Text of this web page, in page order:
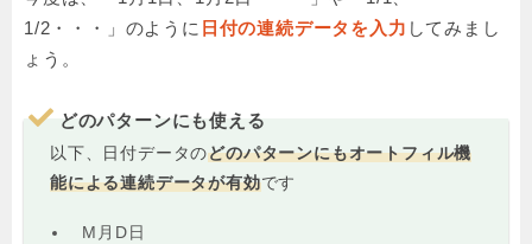
1/2・・・」のように 日付の連続データを入力 してみまし
ょう。
どのパターンにも使える
以下、日付データのどのパターンにもオートフィル機
能による連続データが有効です
M月D日